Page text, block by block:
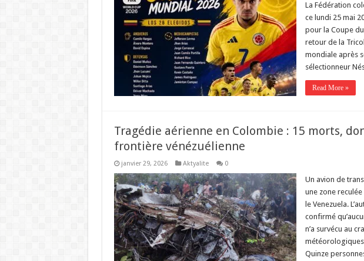
La Fédération
ce lundi 25 mai
pour la Coupe
retour de la
mondiale après
sélectionneur
Read More »
Tragédie aérienne en Colombie : 15 morts,
frontière vénézuélienne
janvier 29, 2026 Aktyalite 0
Un avion de
une zone
le Venezuela.
confirmé
n’a survécu au
Quinze